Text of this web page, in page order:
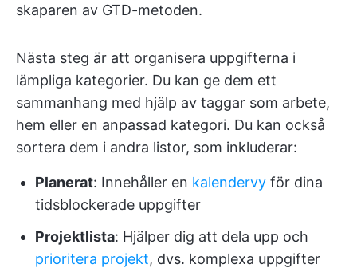
skaparen av GTD-metoden.
Nästa steg är att organisera uppgifterna i
lämpliga kategorier. Du kan ge dem ett
sammanhang med hjälp av taggar som arbete,
hem eller en anpassad kategori. Du kan också
sortera dem i andra listor, som inkluderar:
Planerat: Innehåller en kalendervy för dina
tidsblockerade uppgifter
Projektlista: Hjälper dig att dela upp och
prioritera projekt, dvs. komplexa uppgifter